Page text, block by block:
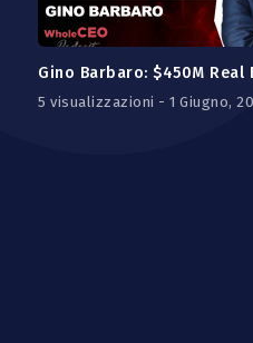
5 visualizzazioni - 1 Giugno,